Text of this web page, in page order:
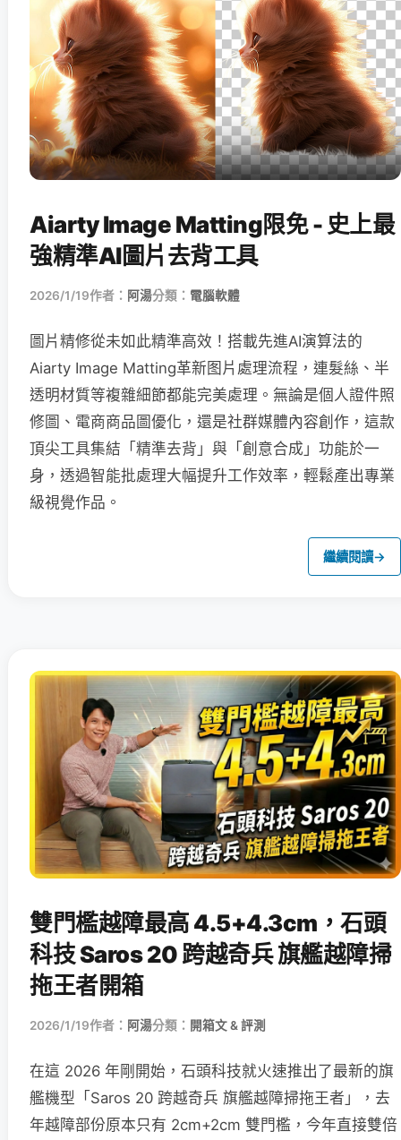
Aiarty Image Matting限免 - 史上最
強精準AI圖片去背工具
2026/1/19作者： 阿湯分類： 電腦軟體
圖片精修從未如此精準高效！搭載先進AI演算法的
Aiarty Image Matting革新图片處理流程，連髮絲、半
透明材質等複雜細節都能完美處理。無論是個人證件照
修圖、電商商品圖優化，還是社群媒體內容創作，這款
頂尖工具集結「精準去背」與「創意合成」功能於一
身，透過智能批處理大幅提升工作效率，輕鬆產出專業
級視覺作品。
繼續閱讀→
雙門檻越障最高 4.5+4.3cm，石頭
科技 Saros 20 跨越奇兵 旗艦越障掃
拖王者開箱
2026/1/19作者： 阿湯分類： 開箱文 & 評測
在這 2026 年剛開始，石頭科技就火速推出了最新的旗
艦機型「Saros 20 跨越奇兵 旗艦越障掃拖王者」，去
年越障部份原本只有 2cm+2cm 雙門檻，今年直接雙倍